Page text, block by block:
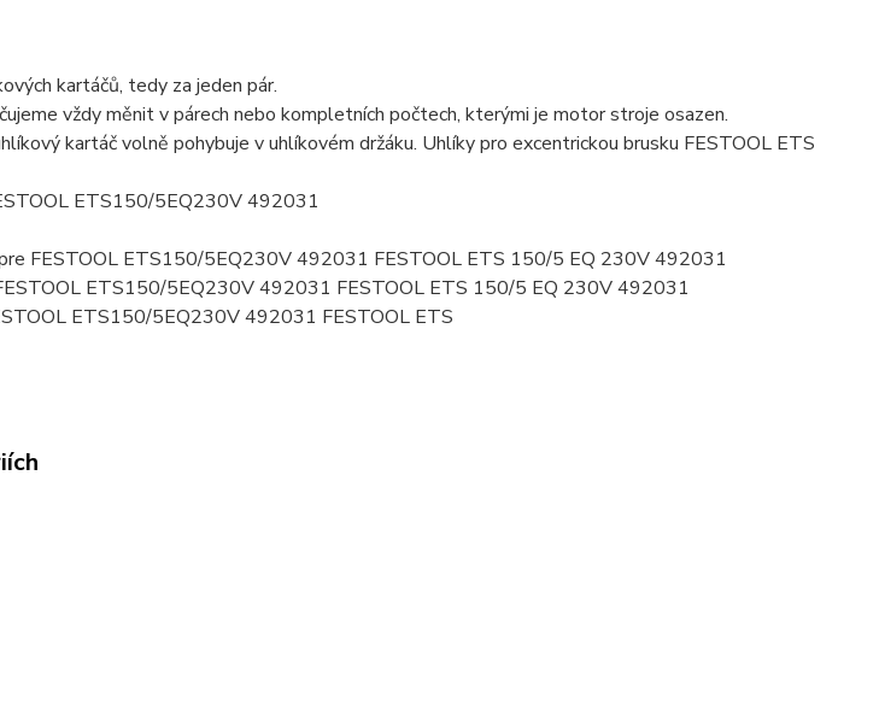
kartáčů, tedy za jeden pár.
vždy měnit v párech nebo kompletních počtech, kterými je motor stroje osazen.
kartáč volně pohybuje v uhlíkovém držáku. Uhlíky pro excentrickou brusku FESTOOL ETS
ETS150/5EQ230V 492031
FESTOOL ETS150/5EQ230V 492031 FESTOOL ETS 150/5 EQ 230V 492031
FESTOOL ETS150/5EQ230V 492031 FESTOOL ETS 150/5 EQ 230V 492031
ETS150/5EQ230V 492031 FESTOOL ETS